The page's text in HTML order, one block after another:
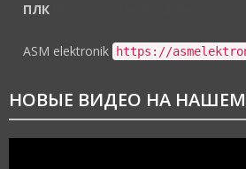
ПЛК
ASM elektronik https://
НОВЫЕ ВИДЕО НА НАШЕМ